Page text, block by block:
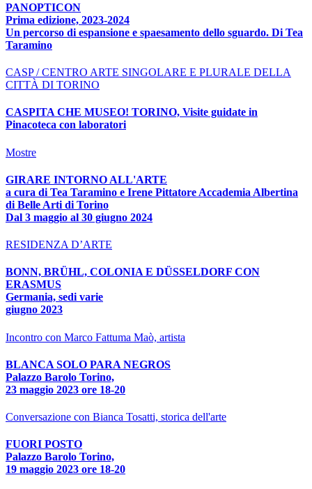
PANOPTICON
Prima edizione, 2023-2024
Un percorso di espansione e spaesamento dello sguardo. Di Tea
Taramino
CASP / CENTRO ARTE SINGOLARE E PLURALE DELLA
CITTÀ DI TORINO
CASPITA CHE MUSEO! TORINO, Visite guidate in
Pinacoteca con laboratori
Mostre
GIRARE INTORNO ALL'ARTE
a cura di Tea Taramino e Irene Pittatore Accademia Albertina
di Belle Arti di Torino
Dal 3 maggio al 30 giugno 2024
RESIDENZA D’ARTE
BONN, BRÜHL, COLONIA E DÜSSELDORF CON
ERASMUS
Germania, sedi varie
giugno 2023
Incontro con Marco Fattuma Maò, artista
BLANCA SOLO PARA NEGROS
Palazzo Barolo Torino,
23 maggio 2023 ore 18-20
Conversazione con Bianca Tosatti, storica dell'arte
FUORI POSTO
Palazzo Barolo Torino,
19 maggio 2023 ore 18-20